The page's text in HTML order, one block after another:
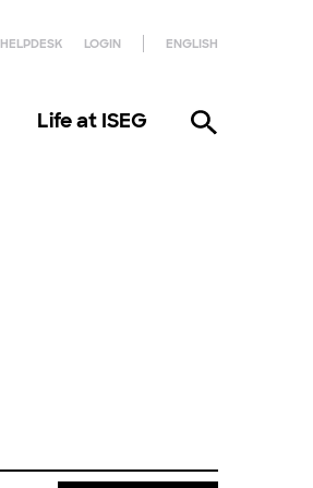
HELPDESK LOGIN ENGLISH
Life at ISEG